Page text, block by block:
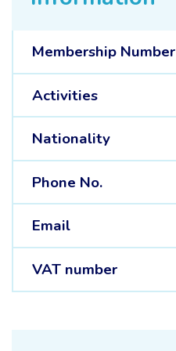
Membership Number
Activities
Nationality
Phone No.
Email
VAT number